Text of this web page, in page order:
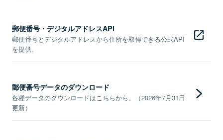
郵便番号・デジタルアドレスAPI
郵便番号とデジタルアドレスから住所を取得できる公式API
を提供。
郵便番号データのダウンロード
各種データのダウンロードはこちらから。（2026年7月31日
更新）